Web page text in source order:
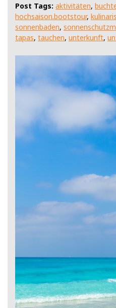
Post Tags: aktivitäten,
hochsaison.bootstour,
sonnenbaden,
tapas, tauchen, unterkunft,